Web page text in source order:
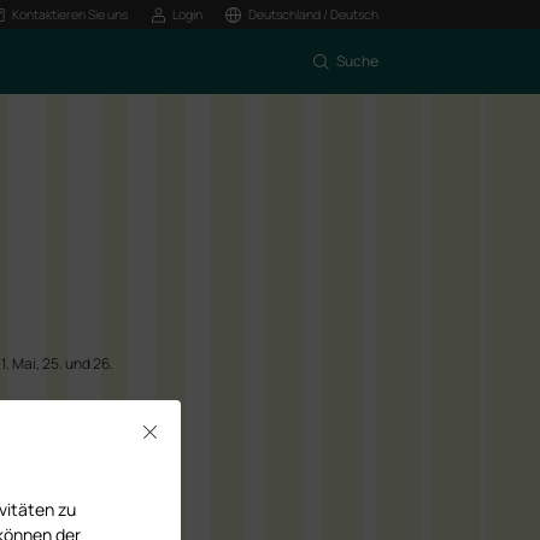
Kontaktieren Sie uns Login Deutschland / Deutsch
Suche
Mai, 25. und 26.
zu
der
Close